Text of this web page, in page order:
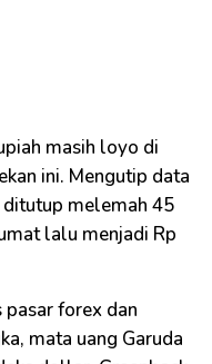
masih loyo di
ini. Mengutip data
melemah 45
lalu menjadi Rp
pasar forex dan
mata uang Garuda